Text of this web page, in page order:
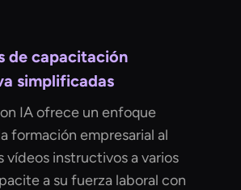
de capacitación
simplificadas
IA ofrece un enfoque
formación empresarial al
vídeos instructivos a varios
a su fuerza laboral con